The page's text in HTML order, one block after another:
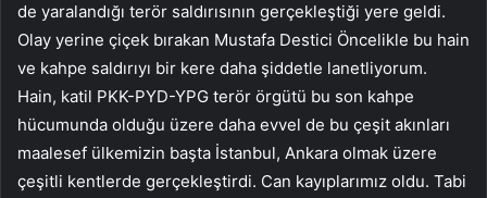
de yaralandığı terör saldırısının gerçekleştiği yere geldi.
Olay yerine çiçek bırakan Mustafa Destici Öncelikle bu hain
ve kahpe saldırıyı bir kere daha şiddetle lanetliyorum.
Hain, katil PKK-PYD-YPG terör örgütü bu son kahpe
hücumunda olduğu üzere daha evvel de bu çeşit akınları
maalesef ülkemizin başta İstanbul, Ankara olmak üzere
çeşitli kentlerde gerçekleştirdi. Can kayıplarımız oldu. Tabi